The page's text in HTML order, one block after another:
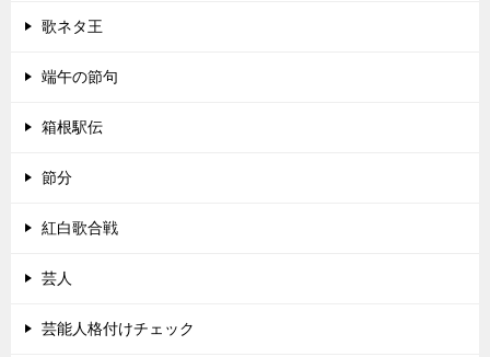
歌ネタ王
端午の節句
箱根駅伝
節分
紅白歌合戦
芸人
芸能人格付けチェック